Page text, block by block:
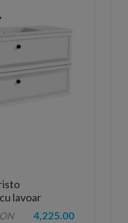
lavoar
120x46 cm
4,225.00